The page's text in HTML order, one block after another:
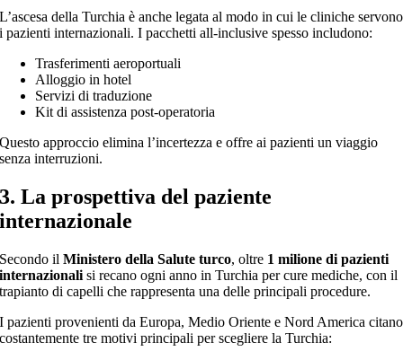
L’ascesa della Turchia è anche legata al modo in cui le cliniche servono
i pazienti internazionali. I pacchetti all-inclusive spesso includono:
Trasferimenti aeroportuali
Alloggio in hotel
Servizi di traduzione
Kit di assistenza post-operatoria
Questo approccio elimina l’incertezza e offre ai pazienti un viaggio
senza interruzioni.
3. La prospettiva del paziente
internazionale
Secondo ilMinistero della Salute turco, oltre 1 milione di pazienti
internazionali si recano ogni anno in Turchia per cure mediche, con il
trapianto di capelli che rappresenta una delle principali procedure.
I pazienti provenienti da Europa, Medio Oriente e Nord America citano
costantemente tre motivi principali per scegliere la Turchia: